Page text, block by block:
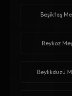
Beşiktaş
Beykoz
Beylikdüzü